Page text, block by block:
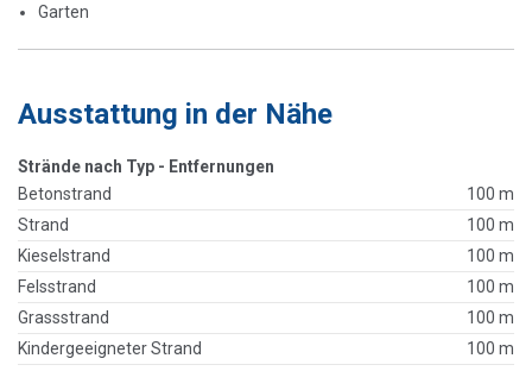
Garten
Ausstattung in der Nähe
Strände nach Typ - Entfernungen
Betonstrand
100 m
Strand
100 m
Kieselstrand
100 m
Felsstrand
100 m
Grassstrand
100 m
Kindergeeigneter Strand
100 m